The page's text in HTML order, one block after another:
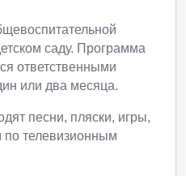
саду. Программа
ответственными
или два месяца.
песни, пляски, игры,
телевизионным